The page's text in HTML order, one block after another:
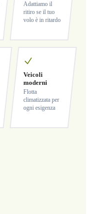
Adattiamo il
ritiro se il tuo
volo è in ritardo
Veicoli
moderni
Flotta
climatizzata per
ogni esigenza